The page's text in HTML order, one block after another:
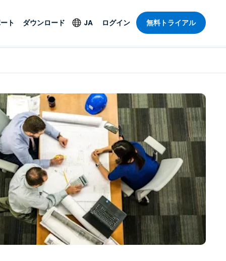
アクセス
ト。オン
ンが利用
エンドポイントの検出
と対応
Foxpass Wi-Fiアクセ
ス＆コントロール
ゼロトラストセキュア
ワークスペース
Shield（詐欺対策）
すべての製品
ンターテインメ
公共部門
ャとデザイン
ンターテインメ
ー
界を見る
ト
テータス
ダウンロード JA
Deutsch
Español
Français
Italiano
Nederlands
Português
简体中文
繁體中文
日本語
ログイン 無料トライアル